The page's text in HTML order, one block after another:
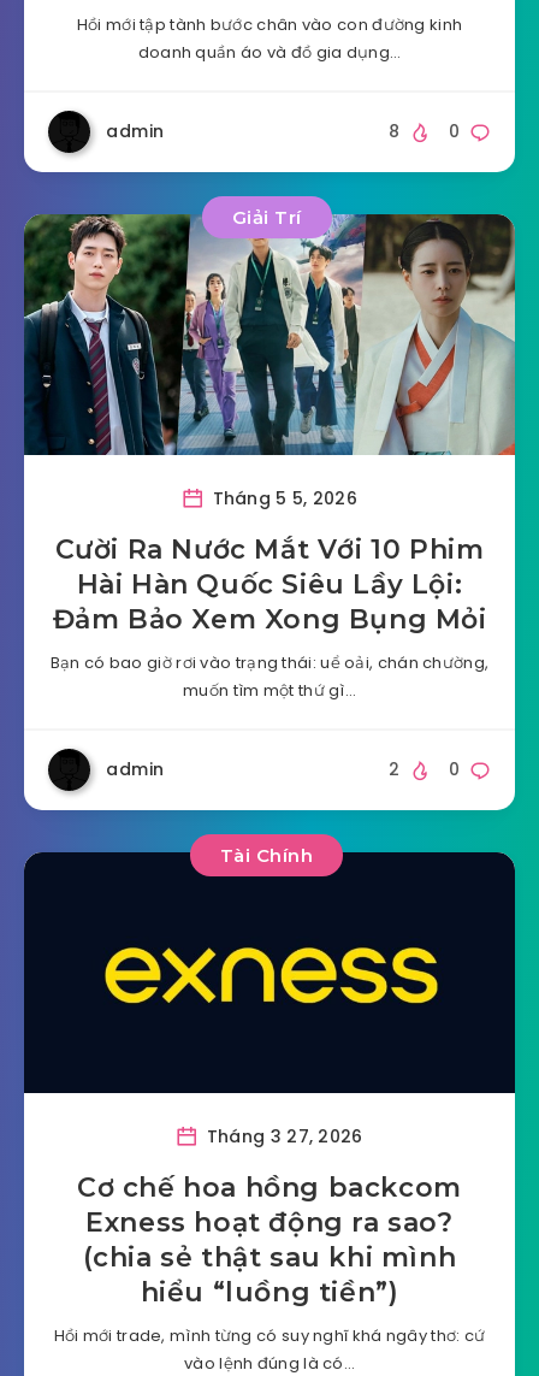
Hồi mới tập tành bước chân vào con đường kinh
doanh quần áo và đồ gia dụng…
admin 0
8
Giải Trí
Tháng 5 5, 2026
Cười Ra Nước Mắt Với 10 Phim
Hài Hàn Quốc Siêu Lầy Lội:
Đảm Bảo Xem Xong Bụng Mỏi
Bạn có bao giờ rơi vào trạng thái: uể oải, chán chường,
muốn tìm một thứ gì…
admin 0
2
Tài Chính
Tháng 3 27, 2026
Cơ chế hoa hồng backcom
Exness hoạt động ra sao?
(chia sẻ thật sau khi mình
hiểu “luồng tiền”)
Hồi mới trade, mình từng có suy nghĩ khá ngây thơ: cứ
vào lệnh đúng là có…